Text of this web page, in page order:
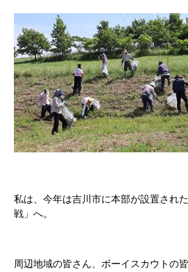
私は、今年は吉川市に本部が設置され
戦」へ。
周辺地域の皆さん、ボーイスカウトの